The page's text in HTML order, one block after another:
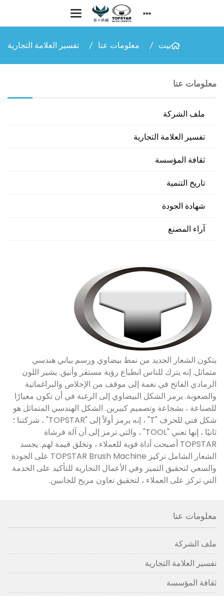
بيت معلومات عنا تفسير العلامة التجارية
معلومات عنا
ملف الشركة
تفسير العلامة التجارية
ثقافة المؤسسة
تاريخ التنمية
شهادة الجودة
آراء المصنع
يتكون الشعار الجديد من نمط بيضاوي ورسم بياني هندسي
متماثل. إنه يترك للناس انطباع رؤية مستقر وأنيق. يشير اللون
الرمادي الفاتح في نغمة إلى موقف من الإخلاص والبراغماتية
والصعوبة. يرمز الشكل البيضاوي إلى الرغبة في أن تكون معيارًا
للصناعة ، بشجاعة وتصميم كبيرين. الشكل الهندسي المتماثل هو
شكل فني للحرف "T" ، إنه يرمز أولاً إلى "TOPSTAR" ، شركتنا ؛
ثانيًا ، إنها تعني "TOOL" ، والتي ترمز إلى أن آلة فرشاة
TOPSTAR أصبحت أداة قوية للعملاء ، وتخلق قيمة لهم. يجسد
الشعار الشامل تركيز TOPSTAR Brush Machine على الجودة
والسعي لتحقيق التميز وفي الأعمال التجارية للتأكيد على الخدمة
التي تركز على العملاء ، لتحقيق تعاون مربح للجانبين.
معلومات عنا
ملف الشركة
تفسير العلامة التجارية
ثقافة المؤسسة